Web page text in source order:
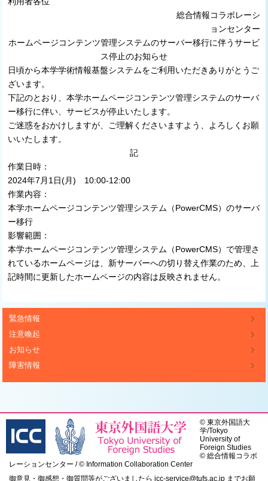
総合情報コラボレーシ
ョンセンター
ホームページコンテンツ管理システムのサーバー移行に伴うサービ
ス停止のお知らせ
日頃から本学学術情報基盤システムをご利用いただきありがとうご
ざいます。
下記のとおり、本学ホームページコンテンツ管理システムのサーバ
ー移行に伴い、サービスが停止いたします。
ご迷惑をおかけしますが、ご理解くださいますよう、よろしくお願
いいたします。
記
作業日時：
2024年7月1日(月) 10:00-12:00
作業内容：
本学ホームページコンテンツ管理システム（PowerCMS）のサーバ
ー移行
影響範囲：
本学ホームページコンテンツ管理システム（PowerCMS）で管理さ
れているホームページは、新サーバーへの切り替え作業のため、上
記時間に更新したホームページの内容は反映されません。
緊急情報
注意喚起
お知らせ
障害情報
©東京外国語大
学/Tokyo
University of
Foreign Studies
© 総合情報コラボ
レーションセンター / © Information Collaboration Center
御意見・御感想・御質問等がございましたらicc-service@tufs.ac.jp までお願